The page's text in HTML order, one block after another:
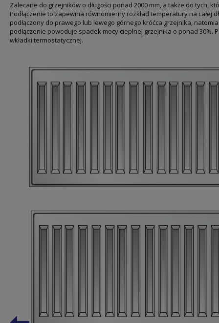
Zalecane do grzejników o długości ponad 2000 mm, a także do tych,
Podłączenie to zapewnia równomierny rozkład temperatury na całej
podłączony do prawego lub lewego górnego króćca grzejnika,
podłączenie powoduje spadek mocy cieplnej grzejnika o ponad 30%.
wkładki termostatycznej.